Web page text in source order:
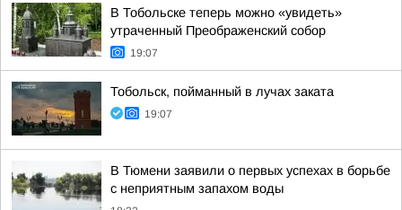
В Тобольске теперь можно «увидеть»
утраченный Преображенский собор
19:07
Тобольск, пойманный в лучах заката
19:07
В Тюмени заявили о первых успехах в борьбе
с неприятным запахом воды